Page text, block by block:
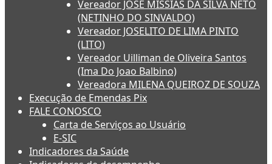
Vereador JOSÉ MISSIAS DA SILVA NETO
(NETINHO DO SINVALDO)
Vereador JOSELITO DE LIMA PINTO
(LITO)
Vereador Uilliman de Oliveira Santos
(Ima Do Joao Balbino)
Vereadora MILENA QUEIROZ DE SOUZA
Execução de Emendas Pix
FALE CONOSCO
Carta de Serviços ao Usuário
E-SIC
Indicadores da Saúde